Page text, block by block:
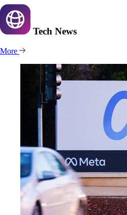
Tech News
More